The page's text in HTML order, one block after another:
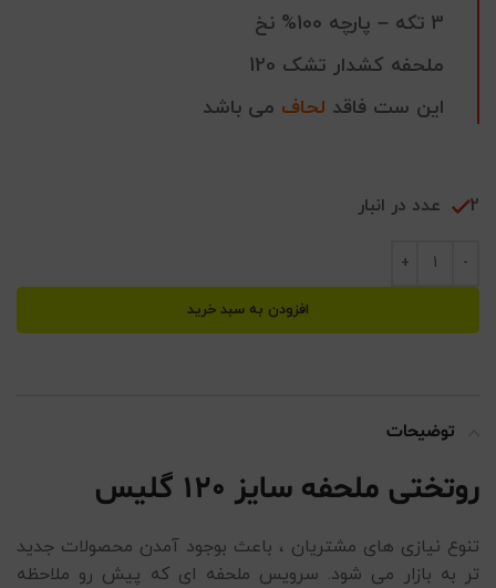
3 تکه – پارچه 100% نخ
ملحفه کشدار تشک 120
این ست فاقد لحاف می باشد
2 عدد در انبار
افزودن به سبد خرید
توضیحات
روتختی ملحفه سایز 120 گلیس
تنوع نیازی های مشتریان ، باعث بوجود آمدن محصولات جدید
تر به بازار می شود. سرویس ملحفه ای که پیش رو ملاحظه